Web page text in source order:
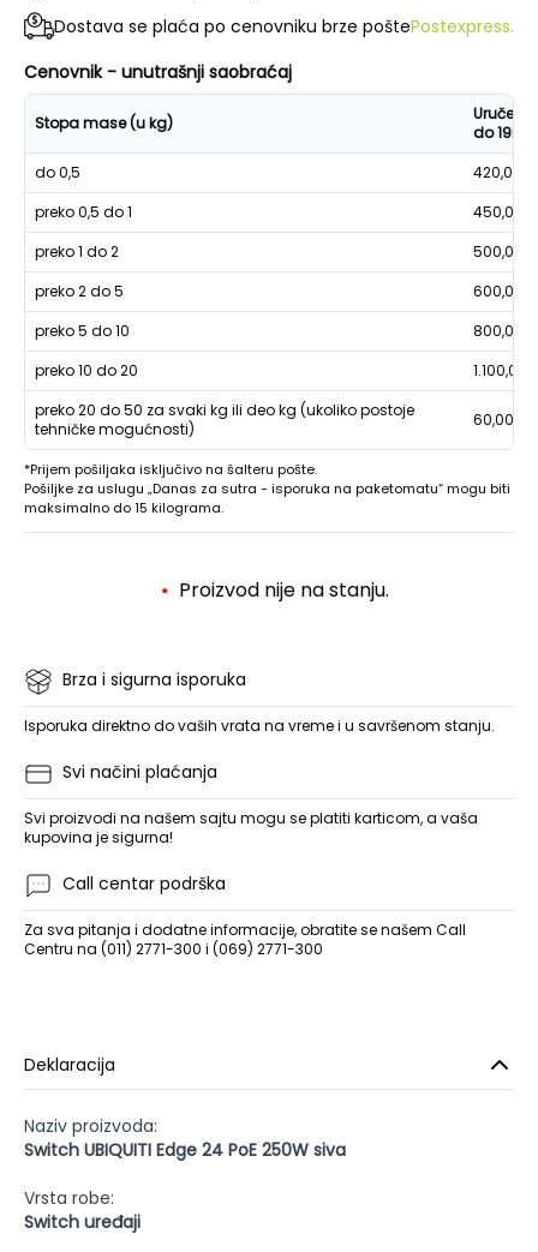
Dostava se plaća po cenovniku brze poštePostexpress.
Cenovnik - unutrašnji saobraćaj
Stopa mase (u kg)
Uručenje
do 19h
do 0,5
420,00
preko 0,5 do 1
450,00
preko 1 do 2
500,00
preko 2 do 5
600,00
preko 5 do 10
800,00
preko 10 do 20
1.100,00
preko 20 do 50 za svaki kg ili deo kg (ukoliko postoje
tehničke mogućnosti)
60,00
*Prijem pošiljaka isključivo na šalteru pošte.
Pošiljke za uslugu „Danas za sutra - isporuka na paketomatu“ mogu biti
maksimalno do 15 kilograma.
Proizvod nije na stanju.
Brza i sigurna isporuka
Isporuka direktno do vaših vrata na vreme i u savršenom stanju.
Svi načini plaćanja
Svi proizvodi na našem sajtu mogu se platiti karticom, a vaša
kupovina je sigurna!
Call centar podrška
Za sva pitanja i dodatne informacije, obratite se našem Call
Centru na (011) 2771-300 i (069) 2771-300
Deklaracija
Naziv proizvoda:
Switch UBIQUITI Edge 24 PoE 250W siva
Vrsta robe:
Switch uređaji